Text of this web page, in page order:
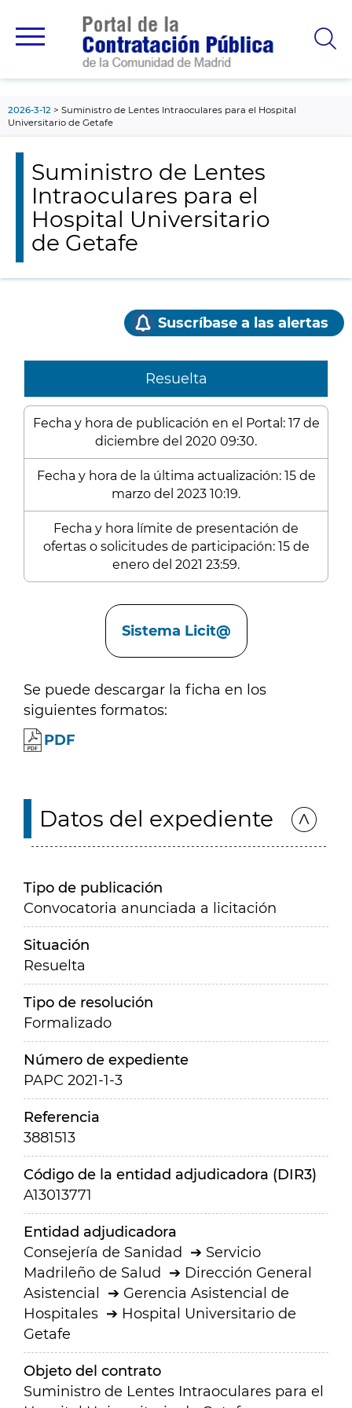
principal
2026-3-12
Suministro de Lentes Intraoculares para el Hospital
Universitario de Getafe
Suministro de Lentes
Intraoculares para el
Hospital Universitario
de Getafe
Suscríbase a las alertas
Resuelta
Fecha y hora de publicación en el Portal: 17 de
diciembre del 2020 09:30.
Fecha y hora de la última actualización: 15 de
marzo del 2023 10:19.
Fecha y hora límite de presentación de
ofertas o solicitudes de participación: 15 de
enero del 2021 23:59.
Sistema Licit@
Se puede descargar la ficha en los
siguientes formatos:
PDF
Datos del expediente
Tipo de publicación
Convocatoria anunciada a licitación
Situación
Resuelta
Tipo de resolución
Formalizado
Número de expediente
PAPC 2021-1-3
Referencia
3881513
Código de la entidad adjudicadora (DIR3)
A13013771
Entidad adjudicadora
Consejería de Sanidad
Servicio
Madrileño de Salud
Dirección General
Asistencial
Gerencia Asistencial de
Hospitales
Hospital Universitario de
Getafe
Objeto del contrato
Suministro de Lentes Intraoculares para el